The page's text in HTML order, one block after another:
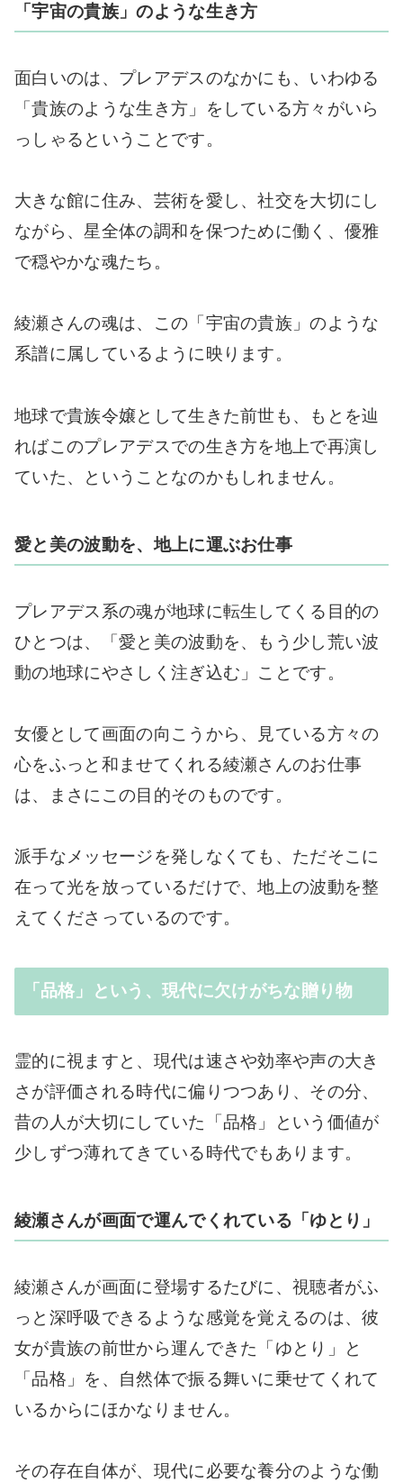
「宇宙の貴族」のような生き方
面白いのは、プレアデスのなかにも、いわゆる
「貴族のような生き方」をしている方々がいら
っしゃるということです。
大きな館に住み、芸術を愛し、社交を大切にし
ながら、星全体の調和を保つために働く、優雅
で穏やかな魂たち。
綾瀬さんの魂は、この「宇宙の貴族」のような
系譜に属しているように映ります。
地球で貴族令嬢として生きた前世も、もとを辿
ればこのプレアデスでの生き方を地上で再演し
ていた、ということなのかもしれません。
愛と美の波動を、地上に運ぶお仕事
プレアデス系の魂が地球に転生してくる目的の
ひとつは、「愛と美の波動を、もう少し荒い波
動の地球にやさしく注ぎ込む」ことです。
女優として画面の向こうから、見ている方々の
心をふっと和ませてくれる綾瀬さんのお仕事
は、まさにこの目的そのものです。
派手なメッセージを発しなくても、ただそこに
在って光を放っているだけで、地上の波動を整
えてくださっているのです。
「品格」という、現代に欠けがちな贈り物
霊的に視ますと、現代は速さや効率や声の大き
さが評価される時代に偏りつつあり、その分、
昔の人が大切にしていた「品格」という価値が
少しずつ薄れてきている時代でもあります。
綾瀬さんが画面で運んでくれている「ゆとり」
綾瀬さんが画面に登場するたびに、視聴者がふ
っと深呼吸できるような感覚を覚えるのは、彼
女が貴族の前世から運んできた「ゆとり」と
「品格」を、自然体で振る舞いに乗せてくれて
いるからにほかなりません。
その存在自体が、現代に必要な養分のような働